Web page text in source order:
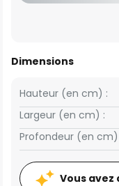
Dimensions
Largeur (en cm) :
Hauteur (en cm) :
Profondeur (en cm)
Vous avez